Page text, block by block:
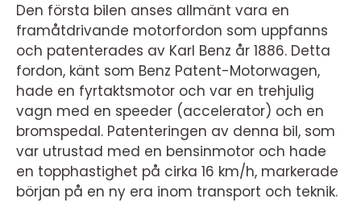
Den första bilen anses allmänt vara en
framåtdrivande motorfordon som uppfanns
och patenterades av Karl Benz år 1886. Detta
fordon, känt som Benz Patent-Motorwagen,
hade en fyrtaktsmotor och var en trehjulig
vagn med en speeder (accelerator) och en
bromspedal. Patenteringen av denna bil, som
var utrustad med en bensinmotor och hade
en topphastighet på cirka 16 km/h, markerade
början på en ny era inom transport och teknik.